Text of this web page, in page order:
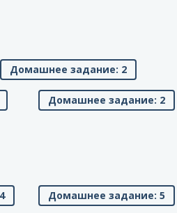
Домашнее задание: 2
Домашнее задание: 2
Домашнее задание: 5